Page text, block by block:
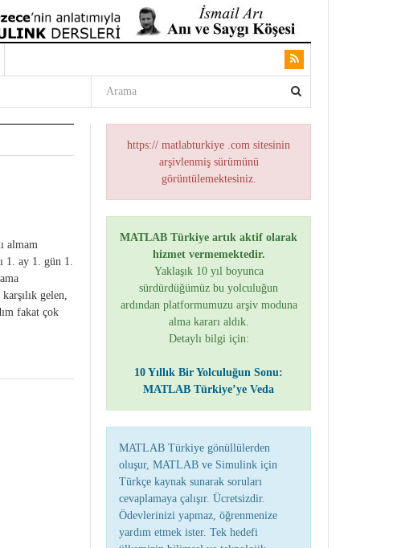
almam
1. ay 1. gün 1.
gelen,
fakat çok
https:// matlabturkiye .com sitesinin
arşivlenmiş sürümünü
görüntülemektesiniz.
MATLAB Türkiye artık aktif olarak
hizmet vermemektedir.
Yaklaşık 10 yıl boyunca
sürdürdüğümüz bu yolculuğun
ardından platformumuzu arşiv moduna
alma kararı aldık.
Detaylı bilgi için:
10 Yıllık Bir Yolculuğun Sonu:
MATLAB Türkiye’ye Veda
MATLAB Türkiye gönüllülerden
oluşur, MATLAB ve Simulink için
Türkçe kaynak sunarak soruları
cevaplamaya çalışır. Ücretsizdir.
Ödevlerinizi yapmaz, öğrenmenize
yardım etmek ister. Tek hedefi